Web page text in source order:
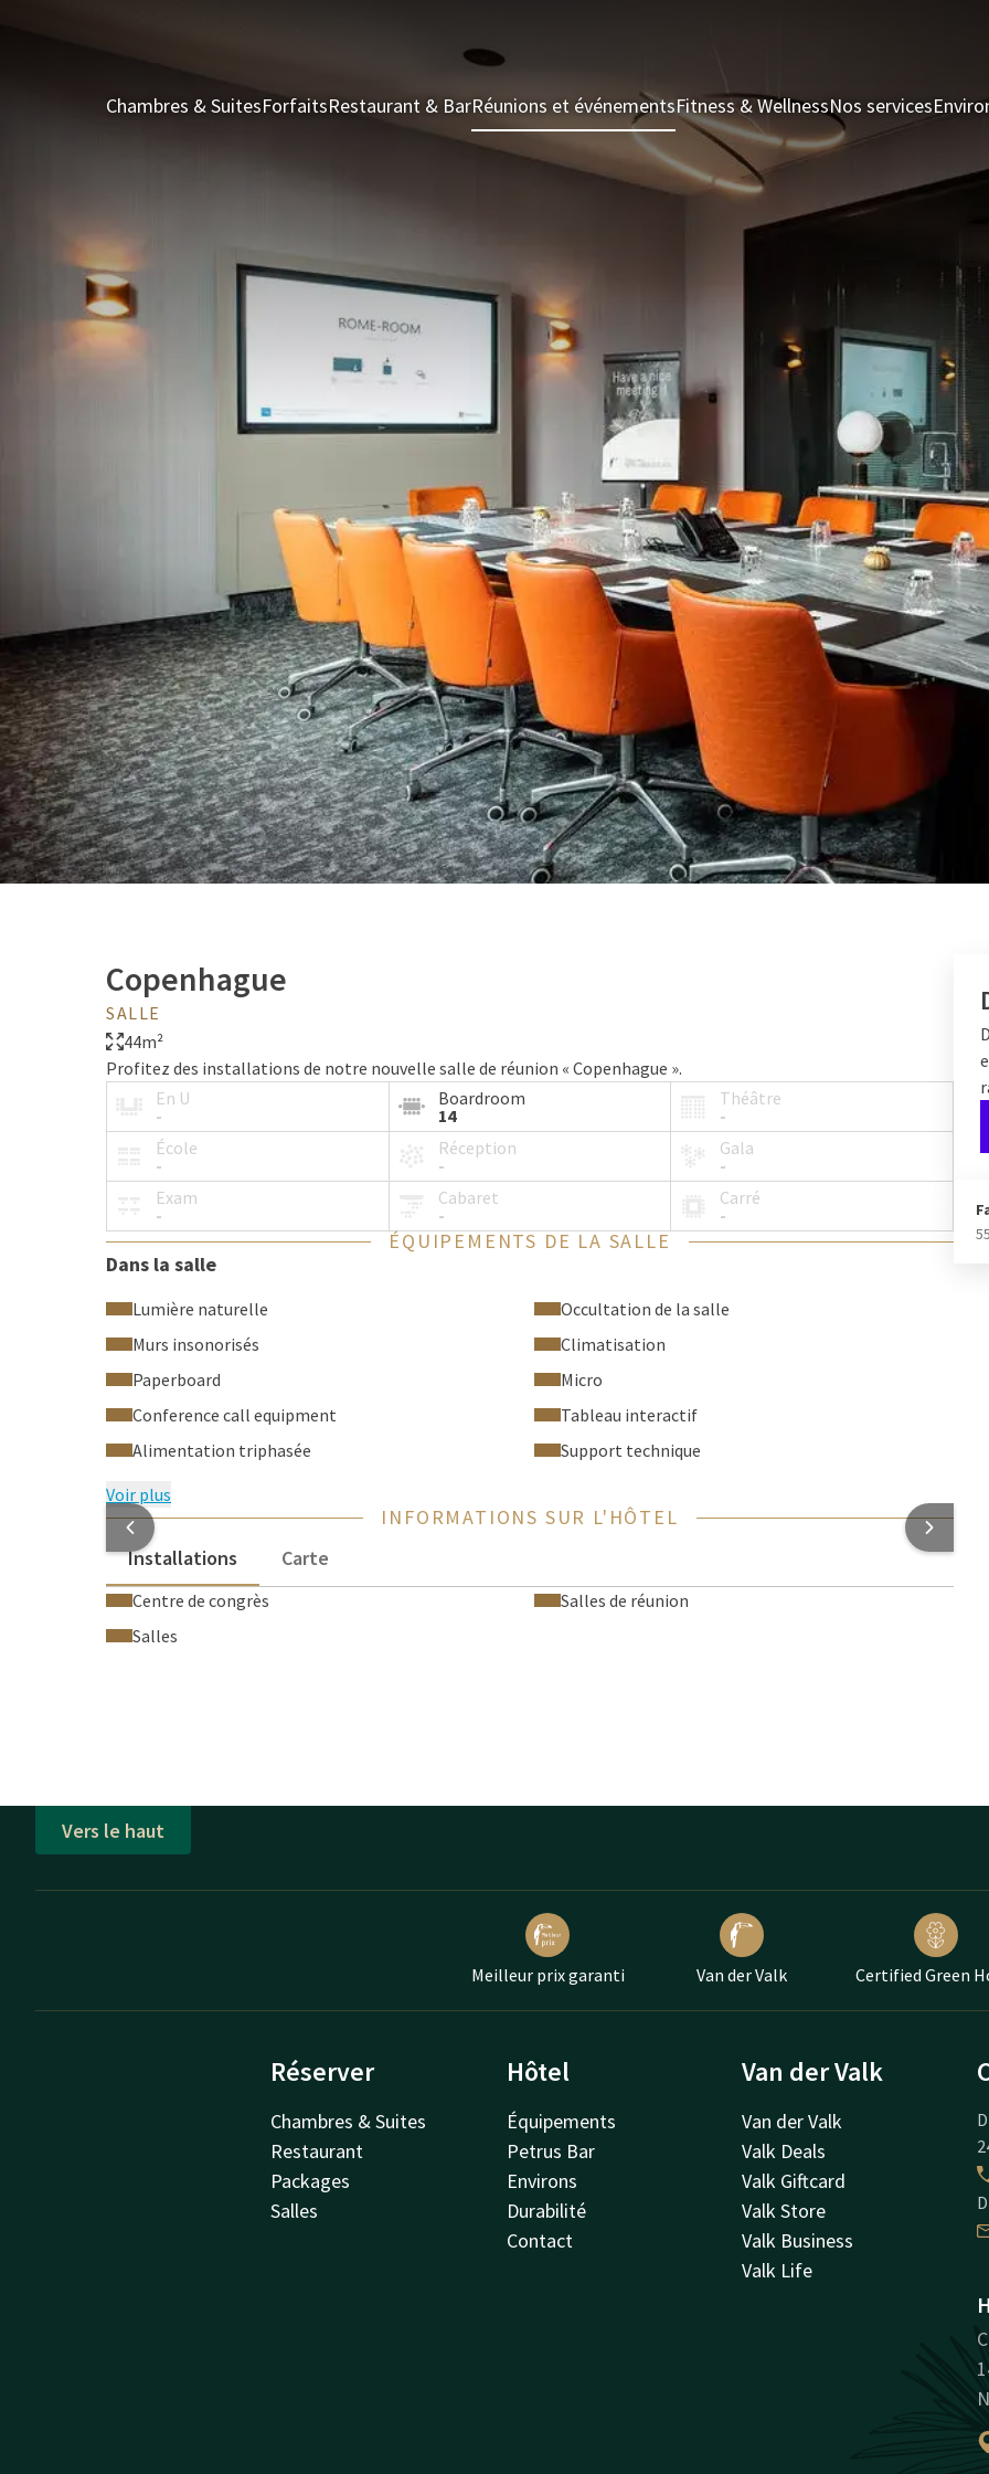
Chambres & SuitesForfaitsRestaurant & BarRéunions et événementsFitness & WellnessNos services
Copenhague
SALLE
44m²
Profitez des installations de notre nouvelle salle de réunion « Copenhague ».
En U
-
Boardroom
14
Théâtre
-
École
-
Réception
-
Gala
-
Exam
-
Cabaret
-
Carré
-
ÉQUIPEMENTS DE LA SALLE
Dans la salle
Lumière naturelle
Occultation de la salle
Murs insonorisés
Climatisation
Paperboard
Micro
Conference call equipment
Tableau interactif
Alimentation triphasée
Support technique
Voir plus
INFORMATIONS SUR L'HÔTEL
Installations
Carte
Centre de congrès
Salles de réunion
Salles
Vers le haut
Meilleur prix garanti Van der Valk Certified Green
Réserver
Chambres & Suites
Restaurant
Packages
Salles
Hôtel
Équipements
Petrus Bar
Environs
Durabilité
Contact
Van der Valk
Van der Valk
Valk Deals
Valk Giftcard
Valk Store
Valk Business
Valk Life